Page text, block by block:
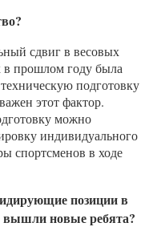
сдвиг в весовых
в прошлом году была
подготовку
этот фактор.
можно
индивидуального
спортсменов в ходе
позиции в
вышли новые ребята?